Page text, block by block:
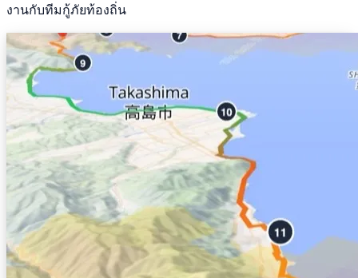
งานกับทีมกู้ภัยท้องถิ่น